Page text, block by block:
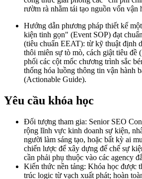
rườm rà nhằm tái tạo nguồn vốn vận
Hướng dẫn phương pháp thiết kế
kiện tinh gọn" (Event SOP) đạt
(tiêu chuẩn EEAT): từ kỹ thuật định
thôi miên sự tò mò, cách giật tiêu đề
phối các cột mốc chương trình sắc
thống hóa luồng thông tin vận hành
(Actionable Guide).
Yêu cầu khóa học
Đối tượng tham gia: Senior SEO
rộng lĩnh vực kinh doanh sự kiện,
người làm sáng tạo, hoặc bất kỳ ai
chiến lược để xây dựng đế chế sự
cần phải phụ thuộc vào các agency
Kiến thức nền tảng: Khóa học được
trúc logic từ vạch xuất phát; hoàn